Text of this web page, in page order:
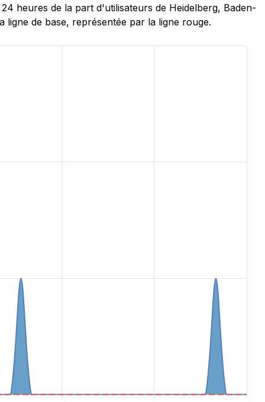
heures de la part d'utilisateurs de Heidelberg, Baden-
de base, représentée par la ligne rouge.